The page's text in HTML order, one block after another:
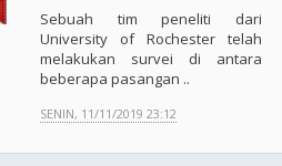
Sebuah tim peneliti dari
University of Rochester telah
melakukan survei di antara
beberapa pasangan ..
SENIN, 11/11/2019 23:12